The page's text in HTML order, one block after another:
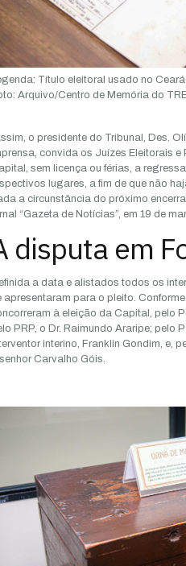
Título eleitoral usado no
Arquivo/Centro de Memória do
o presidente do Tribunal, Des.
convida os Juízes Eleitorais e
sem licença ou férias, a
lugares, a fim de que não
a circunstância do próximo
“Gazeta de Notícias”, em 19 de
disputa em
a data e alistados todos os
apresentaram para o pleito.
à eleição da Capital, pelo
PRP, o Dr. Raimundo Araripe; pelo
interino, Franklin Gondim, e,
Carvalho Góis.